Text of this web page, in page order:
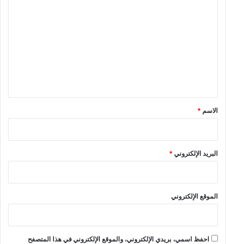
*
الاسم *
البريد الإلكتروني*
الموقع الإلكتروني
احفظ اسمي، بريدي الإلكتروني، والموقع الإلكتروني في هذا المتصفح